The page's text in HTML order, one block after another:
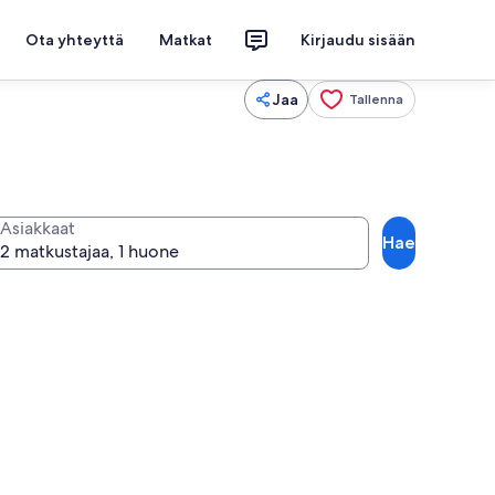
Ota yhteyttä Matkat Kirjaudu sisään
Jaa Tallenna
Asiakkaat
Hae